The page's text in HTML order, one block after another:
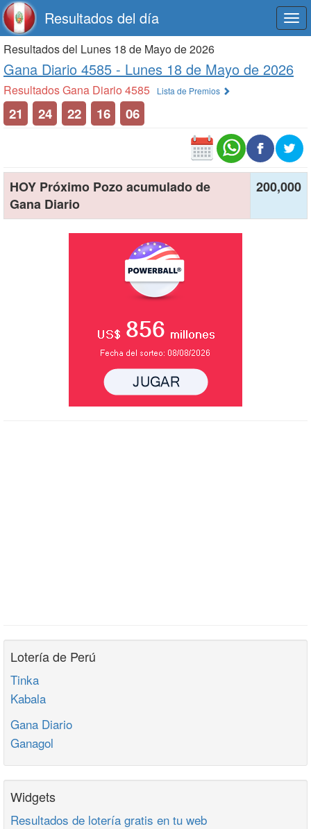
Resultados del día
Resultados del Lunes 18 de Mayo de 2026
Gana Diario 4585 - Lunes 18 de Mayo de 2026
Resultados Gana Diario 4585 Lista de Premios
21 24 22 16 06
HOY Próximo Pozo acumulado de
Gana Diario
200,000
Lotería de Perú
Tinka
Kabala
Gana Diario
Ganagol
Widgets
Resultados de lotería gratis en tu web